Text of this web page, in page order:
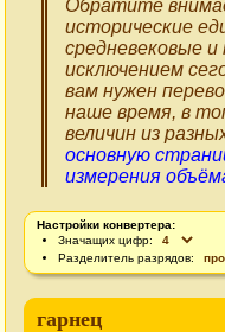
Обратите
исторические
средневековые
исключением
вам нужен
наше время, в
величин из
основную
измерения
Настройки конвертера:
Значащих цифр:
Разделитель разрядов:
гарнец